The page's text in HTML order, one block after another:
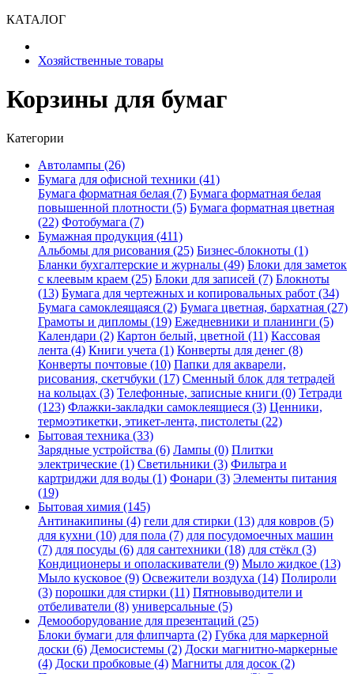
КАТАЛОГ
Хозяйственные товары
Корзины для бумаг
Категории
Автолампы (26)
Бумага для офисной техники (41)
Бумага форматная белая (7) Бумага форматная белая
повышенной плотности (5) Бумага форматная цветная
(22) Фотобумага (7)
Бумажная продукция (411)
Альбомы для рисования (25) Бизнес-блокноты (1)
Бланки бухгалтерские и журналы (49) Блоки для заметок
с клеевым краем (25) Блоки для записей (7) Блокноты
(13) Бумага для чертежных и копировальных работ (34)
Бумага самоклеящаяся (2) Бумага цветная, бархатная (27)
Грамоты и дипломы (19) Ежедневники и планинги (5)
Календари (2) Картон белый, цветной (11) Кассовая
лента (4) Книги учета (1) Конверты для денег (8)
Конверты почтовые (10) Папки для акварели,
рисования, скетчбуки (17) Сменный блок для тетрадей
на кольцах (3) Телефонные, записные книги (0) Тетради
(123) Флажки-закладки самоклеящиеся (3) Ценники,
термоэтикетки, этикет-лента, пистолеты (22)
Бытовая техника (33)
Зарядные устройства (6) Лампы (0) Плитки
электрические (1) Светильники (3) Фильтра и
картриджи для воды (1) Фонари (3) Элементы питания
(19)
Бытовая химия (145)
Антинакипины (4) гели для стирки (13) для ковров (5)
для кухни (10) для пола (7) для посудомоечных машин
(7) для посуды (6) для сантехники (18) для стёкл (3)
Кондиционеры и ополаскиватели (9) Мыло жидкое (13)
Мыло кусковое (9) Освежители воздуха (14) Полироли
(3) порошки для стирки (11) Пятновыводители и
отбеливатели (8) универсальные (5)
Демооборудование для презентаций (25)
Блоки бумаги для флипчарта (2) Губка для маркерной
доски (6) Демосистемы (2) Доски магнитно-маркерные
(4) Доски пробковые (4) Магниты для досок (2)